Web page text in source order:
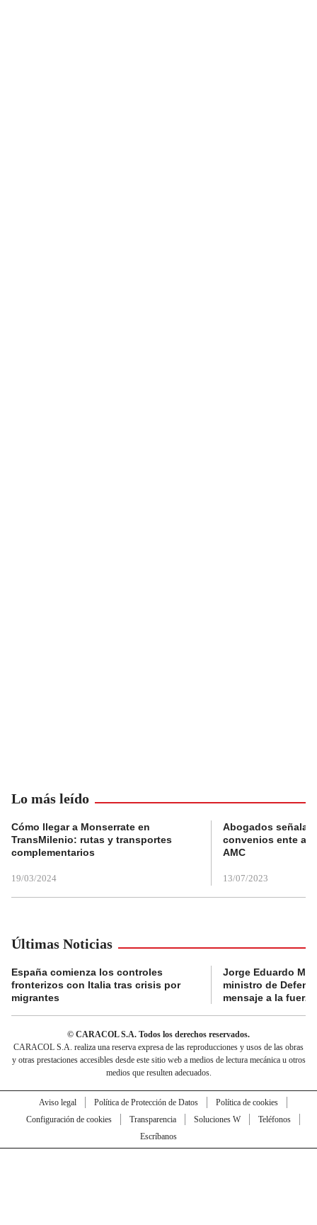
Lo más leído
Cómo llegar a Monserrate en
TransMilenio: rutas y transportes
complementarios
19/03/2024
Abogados
convenios ente
AMC
13/07/2023
Últimas Noticias
España comienza los controles
fronterizos con Italia tras crisis por
migrantes
Jorge Eduardo
ministro de
mensaje a la
© CARACOL S.A. Todos los derechos reservados.
CARACOL S.A. realiza una reserva expresa de las reproducciones y usos de las obras
y otras prestaciones accesibles desde este sitio web a medios de lectura mecánica u otros
medios que resulten adecuados.
Aviso legal Política de Protección de Datos
Política de cookies
Configuración de cookies
Transparencia Soluciones W
Teléfonos
Escríbanos